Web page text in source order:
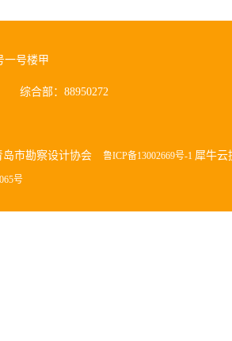
一号楼甲
综合部：88950272
岛市勘察设计协会 鲁ICP备13002669号-1 犀牛云
号